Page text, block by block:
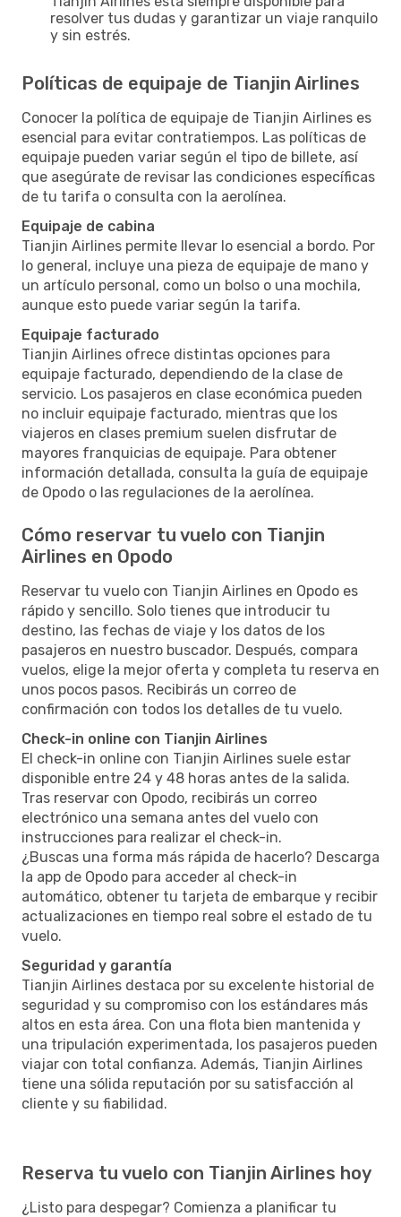
resolver tus dudas y garantizar un viaje ranquilo
y sin estrés.
Políticas de equipaje de Tianjin Airlines
Conocer la política de equipaje de Tianjin Airlines es
esencial para evitar contratiempos. Las políticas de
equipaje pueden variar según el tipo de billete, así
que asegúrate de revisar las condiciones específicas
de tu tarifa o consulta con la aerolínea.
Equipaje de cabina
Tianjin Airlines permite llevar lo esencial a bordo. Por
lo general, incluye una pieza de equipaje de mano y
un artículo personal, como un bolso o una mochila,
aunque esto puede variar según la tarifa.
Equipaje facturado
Tianjin Airlines ofrece distintas opciones para
equipaje facturado, dependiendo de la clase de
servicio. Los pasajeros en clase económica pueden
no incluir equipaje facturado, mientras que los
viajeros en clases premium suelen disfrutar de
mayores franquicias de equipaje. Para obtener
información detallada, consulta la guía de equipaje
de Opodo o las regulaciones de la aerolínea.
Cómo reservar tu vuelo con Tianjin
Airlines en Opodo
Reservar tu vuelo con Tianjin Airlines en Opodo es
rápido y sencillo. Solo tienes que introducir tu
destino, las fechas de viaje y los datos de los
pasajeros en nuestro buscador. Después, compara
vuelos, elige la mejor oferta y completa tu reserva en
unos pocos pasos. Recibirás un correo de
confirmación con todos los detalles de tu vuelo.
Check-in online con Tianjin Airlines
El check-in online con Tianjin Airlines suele estar
disponible entre 24 y 48 horas antes de la salida.
Tras reservar con Opodo, recibirás un correo
electrónico una semana antes del vuelo con
instrucciones para realizar el check-in.
¿Buscas una forma más rápida de hacerlo? Descarga
la app de Opodo para acceder al check-in
automático, obtener tu tarjeta de embarque y recibir
actualizaciones en tiempo real sobre el estado de tu
vuelo.
Seguridad y garantía
Tianjin Airlines destaca por su excelente historial de
seguridad y su compromiso con los estándares más
altos en esta área. Con una flota bien mantenida y
una tripulación experimentada, los pasajeros pueden
viajar con total confianza. Además, Tianjin Airlines
tiene una sólida reputación por su satisfacción al
cliente y su fiabilidad.
Reserva tu vuelo con Tianjin Airlines hoy
¿Listo para despegar? Comienza a planificar tu